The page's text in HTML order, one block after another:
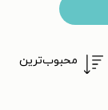
محبوب‌ترین